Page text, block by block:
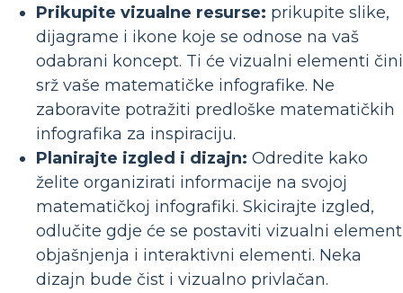
Prikupite vizualne resurse: prikupite slike,
dijagrame i ikone koje se odnose na vaš
odabrani koncept. Ti će vizualni elementi
srž vaše matematičke infografike. Ne
zaboravite potražiti predloške matematičkih
infografika za inspiraciju.
Planirajte izgled i dizajn: Odredite kako
želite organizirati informacije na svojoj
matematičkoj infografiki. Skicirajte izgled,
odlučite gdje će se postaviti vizualni
objašnjenja i interaktivni elementi. Neka
dizajn bude čist i vizualno privlačan.